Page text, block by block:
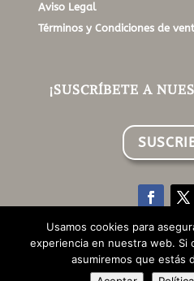
Aviso Legal
Términos y Condiciones de
¡SUSCRÍBETE A
©Aroma Style Home | Todos
Design by
Usamos cookies para
experiencia en nuestra web. Si
asumiremos que estás